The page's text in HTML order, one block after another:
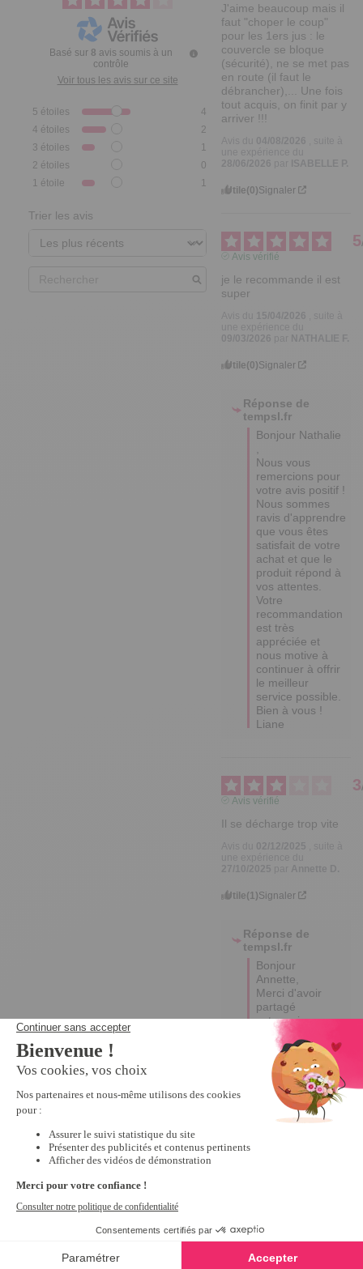
Basé sur 8 avis soumis à un
contrôle
Voir tous les avis sur ce site
5 étoiles
4
4 étoiles
2
3 étoiles
1
2 étoiles
0
1 étoile 1
Trier les avis
J'aime beaucoup mais il
faut "choper le coup"
pour les 1ers jus : le
couvercle se bloque
(sécurité), ne se met pas
en route (il faut le
débrancher),... Une fois
tout acquis, on finit par y
arriver !!!
Utile(0)Signaler
5
Avis vérifié
je le recommande il est
super
15/04/2026
09/03/2026
NATHALIE F.
Utile(0)Signaler
Réponse de
tempsl.fr
Bonjour Nathalie
Nous vous
remercions pour
votre avis positif !
Nous sommes
ravis d'apprendre
que vous êtes
satisfait de votre
achat et que le
produit répond à
vos attentes.
Votre
recommandation
est très
appréciée et
nous motive à
continuer à offrir
le meilleur
service possible.
Bien à vous !
Liane
3
Avis vérifié
Il se décharge trop vite
02/12/2025
, suite à
27/10/2025
Annette D.
Utile(1)Signaler
Réponse de
tempsl.fr
Bonjour
Annette,
Merci d'avoir
partagé
votre avis.
Nous
prenons
note de
votre retour
et nous
chercherons
à améliorer
1
Avis vérifié